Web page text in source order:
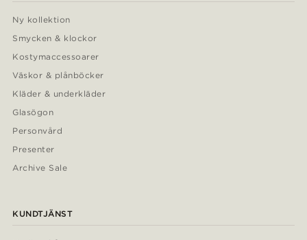
Ny kollektion
Smycken & klockor
Kostymaccessoarer
Väskor & plånböcker
Kläder & underkläder
Glasögon
Personvård
Presenter
Archive Sale
KUNDTJÄNST